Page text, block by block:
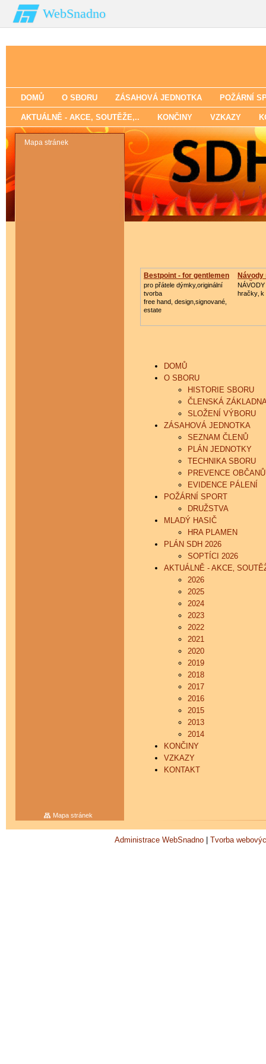
WebSnadno
DOMŮ O SBORU ZÁSAHOVÁ JEDNOTKA POŽÁRNÍ
AKTUÁLNĚ - AKCE‚ SOUTĚŽE‚.. KONČINY VZKAZY
Mapa stránek
Bestpoint - for gentlemen
pro přátele dýmky,originální
tvorba
free hand, design,signované,
estate
Návody
hračk
hračky‚ k
DOMŮ
O SBORU
HISTORIE SBORU
ČLENSKÁ
SLOŽENÍ VÝBORU
ZÁSAHOVÁ JEDNOTKA
SEZNAM ČLENŮ
PLÁN JEDNOTKY
TECHNIKA SBORU
PREVENCE
EVIDENCE PÁLENÍ
POŽÁRNÍ SPORT
DRUŽSTVA
MLADÝ HASIČ
HRA PLAMEN
PLÁN SDH 2026
SOPTÍCI 2026
AKTUÁLNĚ - AKCE‚
2026
2025
2024
2023
2022
2021
2020
2019
2018
2017
2016
2015
2013
2014
KONČINY
VZKAZY
KONTAKT
Mapa stránek
Administrace WebSnadno Tvorba